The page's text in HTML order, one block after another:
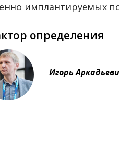
имплантируемых
определения
Игорь